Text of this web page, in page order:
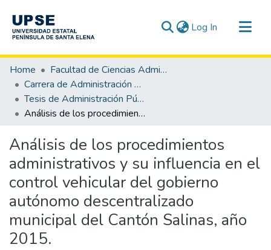
Log In (current)
Communities & Collections
All of DSpace
Statistics
Home
Facultad de Ciencias Administrativas
Carrera de Administración Pública
Tesis de Administración Pública
Análisis de los procedimientos administrativos y su influencia en el control vehicular del gobierno autónomo descentralizado municipal del Cantón Salinas, año 2015.
Análisis de los procedimientos
administrativos y su influencia en el
control vehicular del gobierno
autónomo descentralizado
municipal del Cantón Salinas, año
2015.